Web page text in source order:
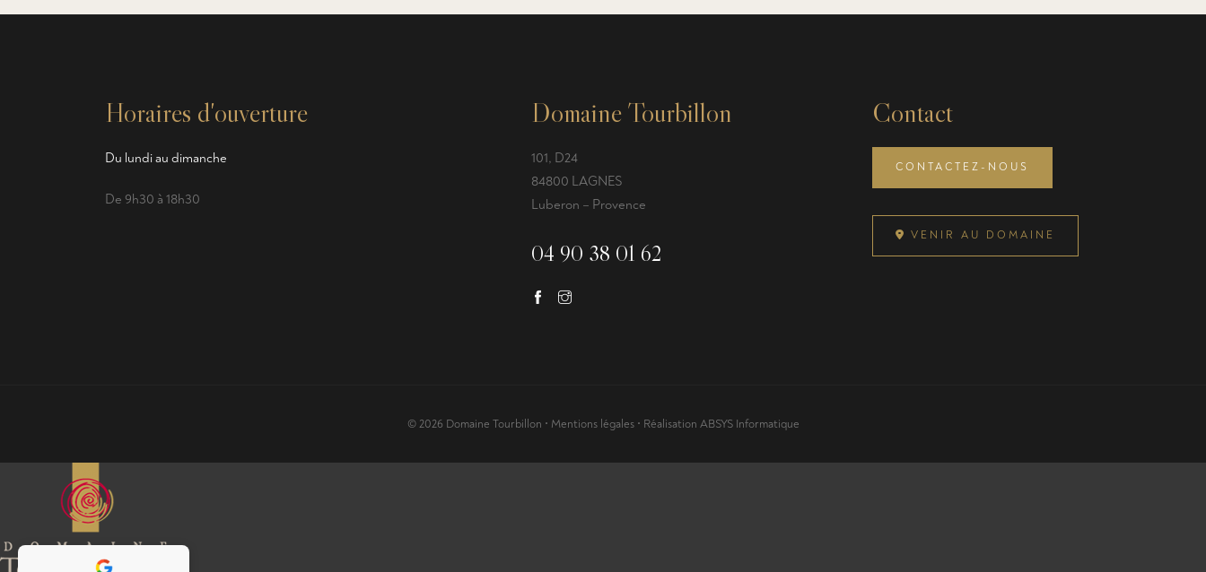
Horaires d'ouverture
Du lundi au dimanche
De 9h30 à 18h30
Domaine Tourbillon
101, D24
84800 LAGNES
Luberon – Provence
04 90 38 01 62
Contact
CONTACTEZ-NOUS
VENIR AU DOMAINE
© 2026 Domaine Tourbillon • Mentions légales• Réalisation ABSYS Informatique